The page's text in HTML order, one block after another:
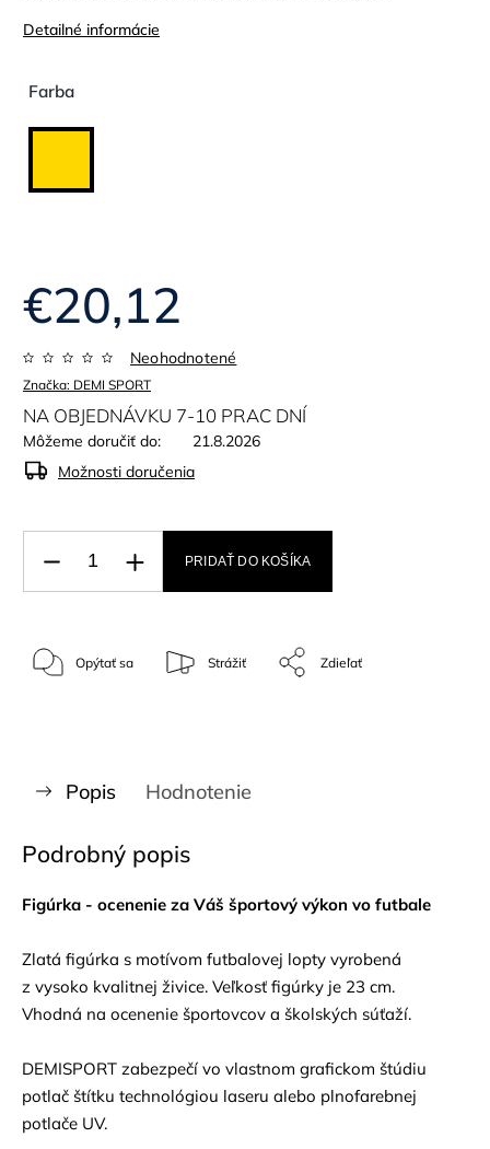
Detailné informácie
Farba
Značka: DEMI SPORT
Neohodnotené
€20,12
NA OBJEDNÁVKU 7-10 PRAC DNÍ
Môžeme doručiť do:
21.8.2026
Možnosti doručenia
PRIDAŤ DO KOŠÍKA
Opýtať sa Strážiť Zdieľať
Popis Hodnotenie
Podrobný popis
Figúrka - ocenenie za Váš športový výkon vo futbale
Zlatá figúrka s motívom futbalovej lopty vyrobená
z vysoko kvalitnej živice. Veľkosť figúrky je 23 cm.
Vhodná na ocenenie športovcov a školských súťaží.
DEMISPORT zabezpečí vo vlastnom grafickom štúdiu
potlač štítku technológiou laseru alebo plnofarebnej
potlače UV.